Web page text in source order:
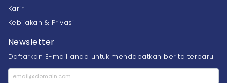
Karir
Kebijakan & Privasi
Newsletter
Daftarkan E-mail anda untuk mendapatkan berita terbaru